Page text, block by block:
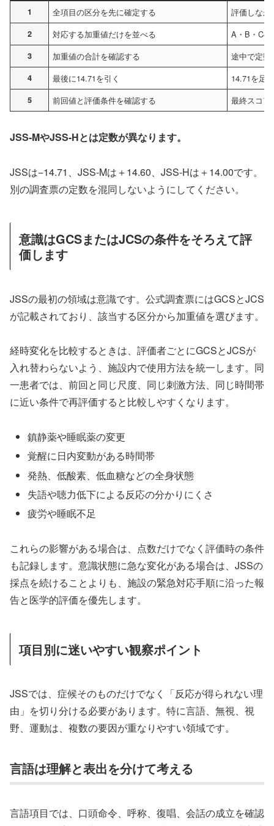
1 全項目の区分を先に確定する 評価しなが
2 対応する加重値だけを並べる A・B・C
3 加重値の合計を確認する 途中で定数
4 最後に14.71を引く 14.71を足
5 前回値と評価条件を確認する 最終スコア
JSS-MやJSS-Hとは定数が異なります。
JSSは−14.71、JSS-Mは＋14.60、JSS-Hは＋14.00です。
別の調査票の定数を混同しないようにしてください。
意識はGCSまたはJCSの条件をそろえて評
価します
JSSの最初の領域は意識です。公式調査票にはGCSとJCS
が記載されており、該当する区分から加重値を選びます。
経時変化を比較するときは、評価者ごとにGCSとJCSが
入れ替わらないよう、施設内で使用方法を統一します。同
一患者では、前回と同じ尺度、同じ刺激方法、同じ時間帯
に近い条件で再評価すると比較しやすくなります。
鎮静薬や睡眠薬の変更
覚醒に日内変動がある時間帯
発熱、低酸素、低血糖などの全身状態
失語や聴力低下による反応の分かりにくさ
疲労や睡眠不足
これらの影響がある場合は、点数だけでなく評価時の条件
も記録します。意識状態に急な変化がある場合は、JSSの
採点を続けることよりも、施設の緊急対応手順に沿った報
告と医学的評価を優先します。
項目別に迷いやすい観察ポイント
JSSでは、症候そのものだけでなく「反応が得られない理
由」を切り分ける必要があります。特に言語、無視、視
野、運動は、複数の要因が重なりやすい領域です。
言語は理解と表出を分けて考える
言語項目では、口頭命令、呼称、復唱、会話の成立を確認